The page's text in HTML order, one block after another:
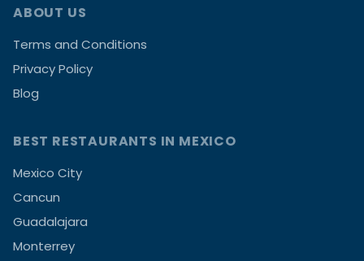
ABOUT US
Terms and Conditions
Privacy Policy
Blog
BEST RESTAURANTS IN MEXICO
Mexico City
Cancun
Guadalajara
Monterrey